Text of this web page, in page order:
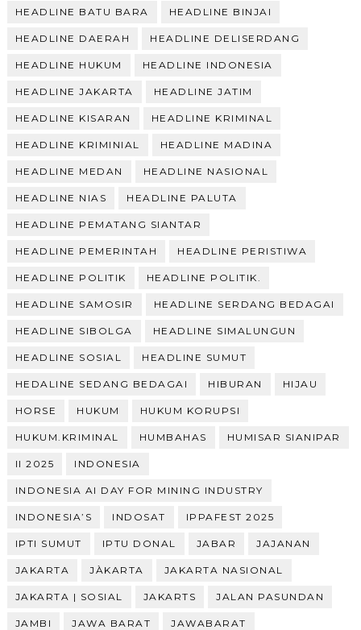
HEADLINE BATU BARA HEADLINE BINJAI
HEADLINE DAERAH HEADLINE DELISERDANG
HEADLINE HUKUM HEADLINE INDONESIA
HEADLINE JAKARTA HEADLINE JATIM
HEADLINE KISARAN HEADLINE KRIMINAL
HEADLINE KRIMINIAL HEADLINE MADINA
HEADLINE MEDAN HEADLINE NASIONAL
HEADLINE NIAS HEADLINE PALUTA
HEADLINE PEMATANG SIANTAR
HEADLINE PEMERINTAH HEADLINE PERISTIWA
HEADLINE POLITIK HEADLINE POLITIK.
HEADLINE SAMOSIR HEADLINE SERDANG BEDAGAI
HEADLINE SIBOLGA HEADLINE SIMALUNGUN
HEADLINE SOSIAL HEADLINE SUMUT
HEDALINE SEDANG BEDAGAI HIBURAN HIJAU
HORSE HUKUM HUKUM KORUPSI
HUKUM.KRIMINAL HUMBAHAS HUMISAR SIANIPAR
II 2025 INDONESIA
INDONESIA AI DAY FOR MINING INDUSTRY
INDONESIA’S INDOSAT IPPAFEST 2025
IPTI SUMUT IPTU DONAL JABAR JAJANAN
JAKARTA JÀKARTA JAKARTA NASIONAL
JAKARTA | SOSIAL JAKARTS JALAN PASUNDAN
JAMBI JAWA BARAT JAWABARAT